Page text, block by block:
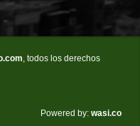
, todos los derechos
Powered by: wasi.co